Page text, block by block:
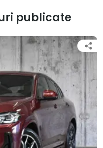
publicate